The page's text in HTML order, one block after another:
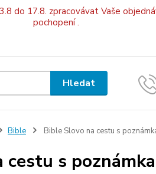
do 17.8. zpracovávat Vaše
pochopení .
Hledat
Bible Bible Slovo na cestu s
cestu s